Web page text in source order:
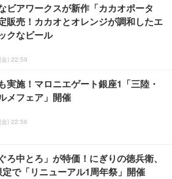
ビアワークスが新作「カカオポータ
販売！カカオとオレンジが調和したエ
クなビール
) 22:59
実施！マロニエゲート銀座1「三陸・
メフェア」開催
) 22:56
ろ中とろ」が特価！にぎりの徳兵衛、
で「リニューアル1周年祭」開催